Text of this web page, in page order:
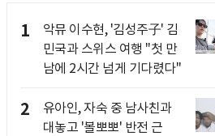
1
악뮤 이수현, '김성주子' 김
민국과 스위스 여행 "첫 만
남에 2시간 넘게 기다렸다"
2
유아인, 자숙 중 남사친과
대놓고 '볼뽀뽀' 반전 근